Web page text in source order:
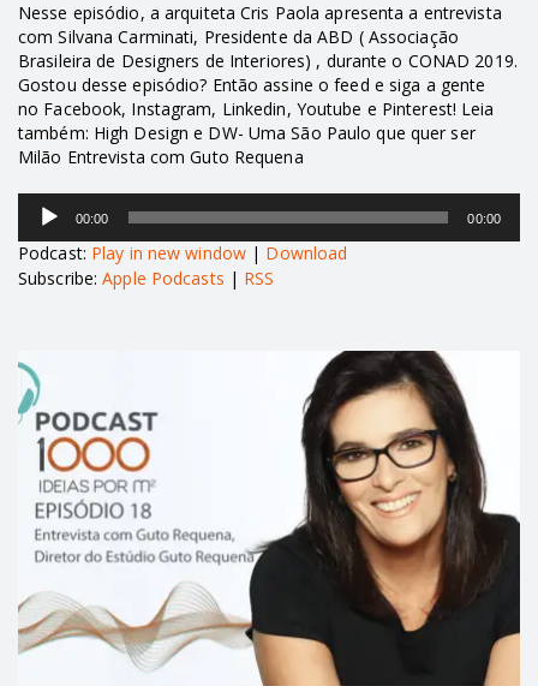
Nesse episódio, a arquiteta Cris Paola apresenta a entrevista
com Silvana Carminati, Presidente da ABD ( Associação
Brasileira de Designers de Interiores) , durante o CONAD 2019.
Gostou desse episódio? Então assine o feed e siga a gente
no Facebook, Instagram, Linkedin, Youtube e Pinterest! Leia
também: High Design e DW- Uma São Paulo que quer ser
Milão Entrevista com Guto Requena
Tocador
áudio
00:00 00:00
Podcast: Play in new window | Download
Subscribe:Apple Podcasts | RSS